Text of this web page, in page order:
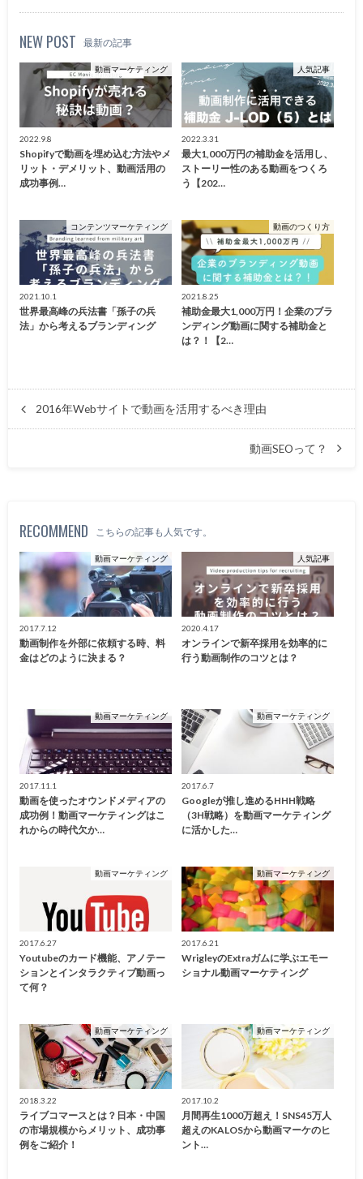
NEW POST 最新の記事
動画マーケティング
2022.9.8
Shopifyで動画を埋め込む方法やメ
リット・デメリット、動画活用の
成功事例…
人気記事
2022.3.31
最大1,000万円の補助金を活用し、
ストーリー性のある動画をつくろ
う【202…
コンテンツマーケティング
2021.10.1
世界最高峰の兵法書「孫子の兵
法」から考えるブランディング
動画のつくり方
2021.8.25
補助金最大1,000万円！企業のブラ
ンディング動画に関する補助金と
は？！【2…
2016年Webサイトで動画を活用するべき理由
動画SEOって？
RECOMMEND こちらの記事も人気です。
動画マーケティング
2017.7.12
動画制作を外部に依頼する時、料
金はどのように決まる？
人気記事
2020.4.17
オンラインで新卒採用を効率的に
行う動画制作のコツとは？
動画マーケティング
2017.11.1
動画を使ったオウンドメディアの
成功例！動画マーケティングはこ
れからの時代欠か…
動画マーケティング
2017.6.7
Googleが推し進めるHHH戦略
（3H戦略）を動画マーケティング
に活かした…
動画マーケティング
2017.6.27
Youtubeのカード機能、アノテー
ションとインタラクティブ動画っ
て何？
動画マーケティング
2017.6.21
WrigleyのExtraガムに学ぶエモー
ショナル動画マーケティング
動画マーケティング
2018.3.22
ライブコマースとは？日本・中国
の市場規模からメリット、成功事
例をご紹介！
動画マーケティング
2017.10.2
月間再生1000万超え！SNS45万人
超えのKALOSから動画マーケのヒ
ント…